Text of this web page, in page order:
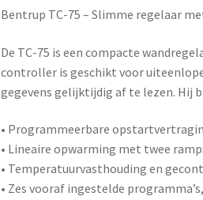
Bentrup TC-75 – Slimme regelaar
De TC-75 is een compacte
controller is geschikt voor
gegevens gelijktijdig af te lezen. Hij
• Programmeerbare
• Lineaire opwarming met twee
• Temperatuurvasthouding en
• Zes vooraf ingestelde